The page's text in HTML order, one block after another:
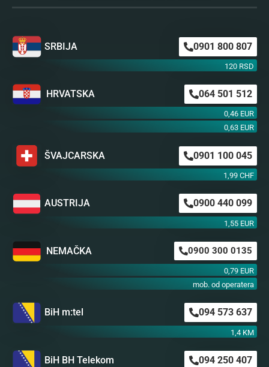
SRBIJA 0901 800 807
120 RSD
HRVATSKA 064 501 512
0,46 EUR
0,63 EUR
ŠVAJCARSKA 0901 100 045
1,99 CHF
AUSTRIJA 0900 440 099
1,55 EUR
NEMAČKA 0900 300 0135
0,79 EUR
mob. od operatera
BiH m:tel 094 573 637
1,4 KM
BiH BH Telekom 094 250 407